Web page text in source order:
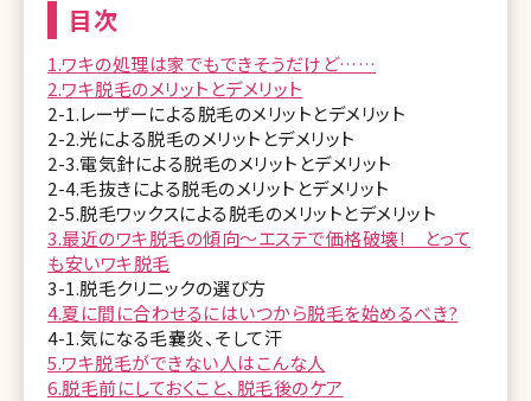
目次
1.ワキの処理は家でもできそうだけど……
2.ワキ脱毛のメリットとデメリット
2-1.レーザーによる脱毛のメリットとデメリット
2-2.光による脱毛のメリットとデメリット
2-3.電気針による脱毛のメリットとデメリット
2-4.毛抜きによる脱毛のメリットとデメリット
2-5.脱毛ワックスによる脱毛のメリットとデメリット
3.最近のワキ脱毛の傾向～エステで価格破壊! とって
も安いワキ脱毛
3-1.脱毛クリニックの選び方
4.夏に間に合わせるにはいつから脱毛を始めるべき?
4-1.気になる毛嚢炎、そして汗
5.ワキ脱毛ができない人はこんな人
6.脱毛前にしておくこと、脱毛後のケア